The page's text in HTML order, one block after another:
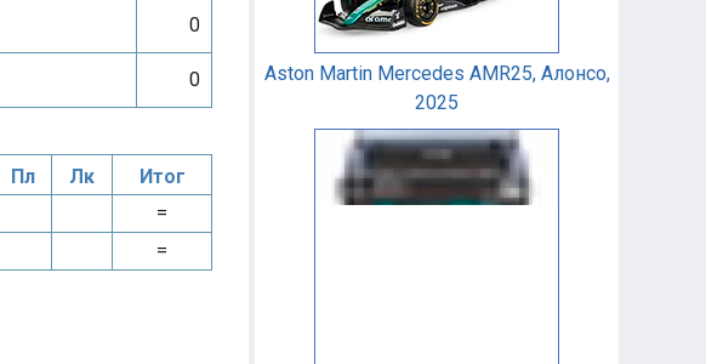
0
0
Пл Лк
Итог
=
=
Aston Martin Mercedes AMR25, Алонсо,
2025